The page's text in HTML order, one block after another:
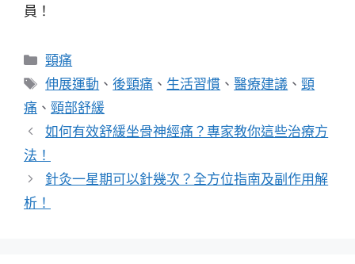
員！
分
類
頸痛
標
籤
伸展運動 、後頸痛 、 生活習慣 、醫療建議 、頸
痛 、 頸部舒緩
如何有效舒緩坐骨神經痛？專家教你這些治療方
法！
針灸一星期可以針幾次？全方位指南及副作用解
析！